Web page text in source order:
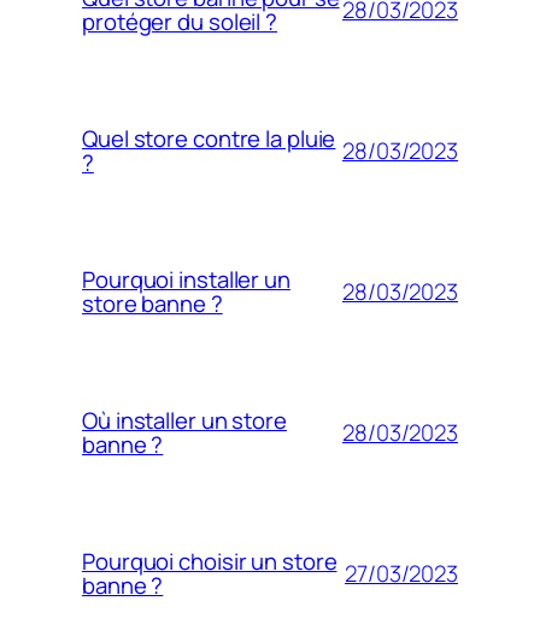
protéger du soleil ? 28/03/2023
Quel store contre la pluie
? 28/03/2023
Pourquoi installer un
store banne ? 28/03/2023
Où installer un store
banne ? 28/03/2023
Pourquoi choisir un store
banne ? 27/03/2023